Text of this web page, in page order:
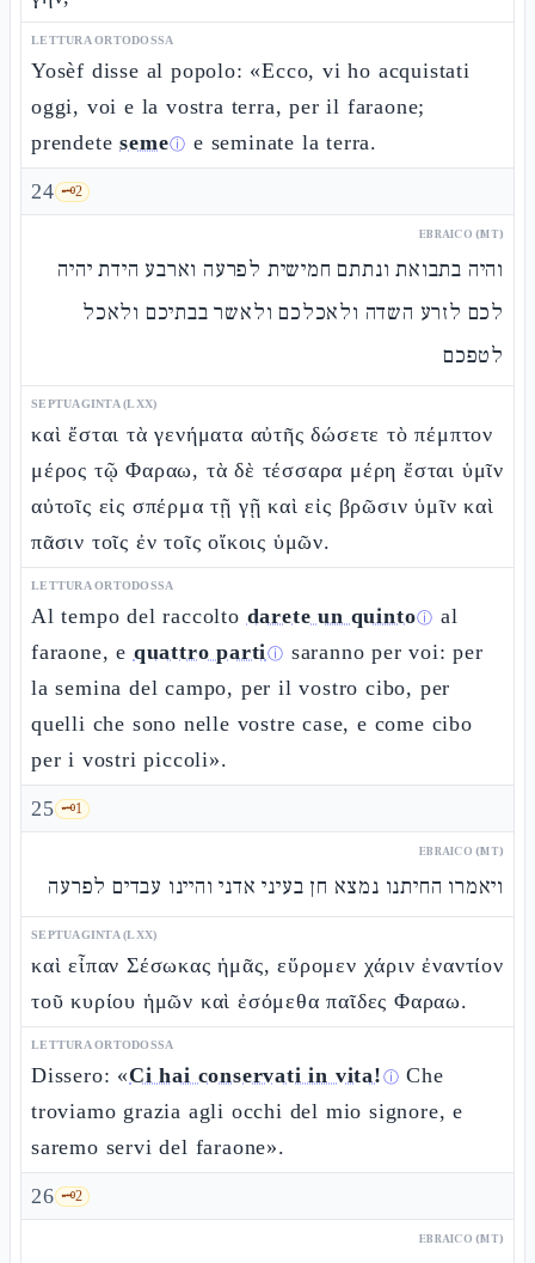
LETTURA ORTODOSSA
Yosèf disse al popolo: «Ecco, vi ho acquistati
oggi, voi e la vostra terra, per il faraone;
prendetesemeⓘ e seminate la terra.
24 🗝️2
EBRAICO (MT)
והיה בתבואת ונתתם חמישית לפרעה וארבע הידת יהיה
לכם לזרע השדה ולאכלכם ולאשר בבתיכם ולאכל
לטפכם
SEPTUAGINTA (LXX)
καὶ ἔσται τὰ γενήματα αὐτῆς δώσετε τὸ πέμπτον
μέρος τῷ Φαραω, τὰ δὲ τέσσαρα μέρη ἔσται ὑμῖν
αὐτοῖς εἰς σπέρμα τῇ γῇ καὶ εἰς βρῶσιν ὑμῖν καὶ
πᾶσιν τοῖς ἐν τοῖς οἴκοις ὑμῶν.
LETTURA ORTODOSSA
Al tempo del raccolto darete un quintoⓘ al
faraone, e quattro partiⓘ saranno per voi: per
la semina del campo, per il vostro cibo, per
quelli che sono nelle vostre case, e come cibo
per i vostri piccoli».
25 🗝️1
EBRAICO (MT)
ויאמרו החיתנו נמצא חן בעיני אדני והיינו עבדים לפרעה
SEPTUAGINTA (LXX)
καὶ εἶπαν Σέσωκας ἡμᾶς, εὕρομεν χάριν ἐναντίον
τοῦ κυρίου ἡμῶν καὶ ἐσόμεθα παῖδες Φαραω.
LETTURA ORTODOSSA
Dissero: «Ci hai conservati in vita! ⓘ Che
troviamo grazia agli occhi del mio signore, e
saremo servi del faraone».
26 🗝️2
EBRAICO (MT)